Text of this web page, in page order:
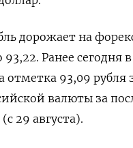
дорожает на
Ранее сегодня
отметка 93,09 рубля
валюты за
29 августа).